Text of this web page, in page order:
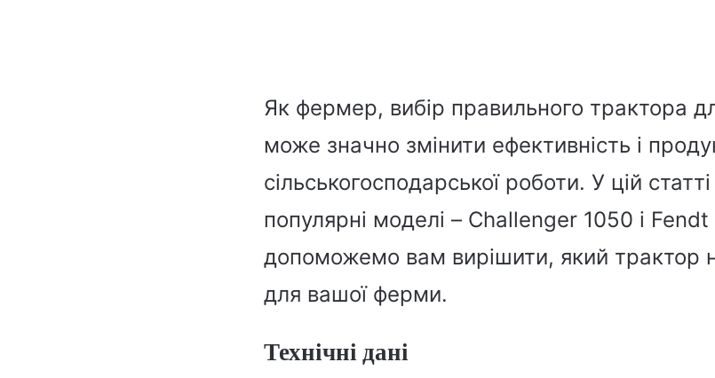
Як фермер, вибір правильного трактора
може значно змінити ефективність і
сільськогосподарської роботи. У цій
популярні моделі – Challenger 1050 і Fendt
допоможемо вам вирішити, який трактор
для вашої ферми.
Технічні дані